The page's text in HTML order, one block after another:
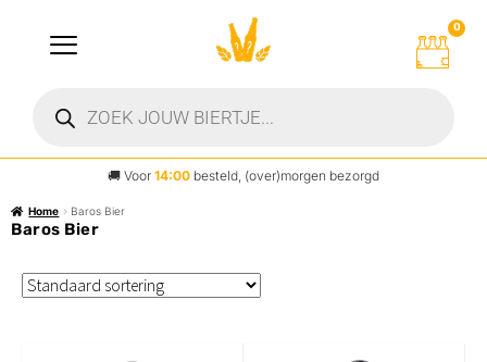
0
🚚 Voor 14:00 besteld, (over)morgen bezorgd
Home Baros Bier
Baros Bier